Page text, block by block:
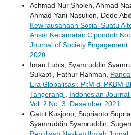
Achmad Nur Sholeh, Ahmad
Ahmad Yani Nasution, Dede
Kewirausahaan Sosial Suatu
Ansor Kecamatan Cipondoh
Journal of Society
2020
Iman Lubis, Syamruddin
Sukapti, Fathur Rahman,
Era Globalisasi: PkM di PKBM
Tangerang
Indonesian
Vol. 2 No. 3: Desember 2021
Gatot Kusjono, Suprianto
Syamruddin Syamruddin,